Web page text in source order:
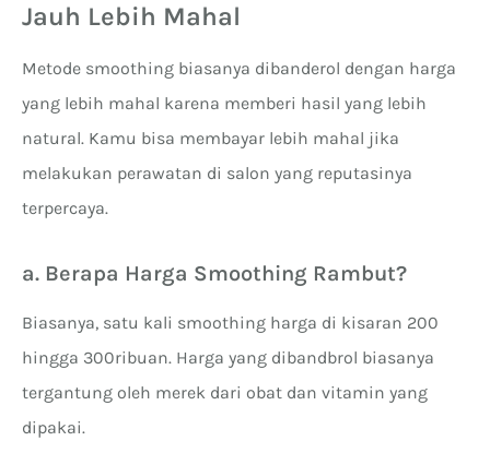
Jauh Lebih Mahal
Metode smoothing biasanya dibanderol dengan harga
yang lebih mahal karena memberi hasil yang lebih
natural. Kamu bisa membayar lebih mahal jika
melakukan perawatan di salon yang reputasinya
terpercaya.
a. Berapa Harga Smoothing Rambut?
Biasanya, satu kali smoothing harga di kisaran 200
hingga 300ribuan. Harga yang dibandbrol biasanya
tergantung oleh merek dari obat dan vitamin yang
dipakai.